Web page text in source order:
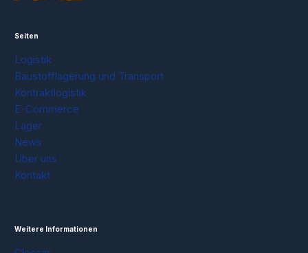
Seiten
Logistik
Baustofflagerung und Transport
Kontraktlogistik
E-Commerce
Lager
News
Über uns
Kontakt
Weitere Informationen